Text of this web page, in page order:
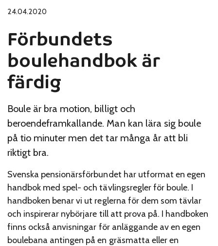
24.04.2020
Förbundets
boulehandbok är
färdig
Boule är bra motion, billigt och
beroendeframkallande. Man kan lära sig boule
på tio minuter men det tar många år att bli
riktigt bra.
Svenska pensionärsförbundet har utformat en egen
handbok med spel- och tävlingsregler för boule. I
handboken benar vi ut reglerna för dem som tävlar
och inspirerar nybörjare till att prova på. I handboken
finns också anvisningar för anläggande av en egen
boulebana antingen på en gräsmatta eller en